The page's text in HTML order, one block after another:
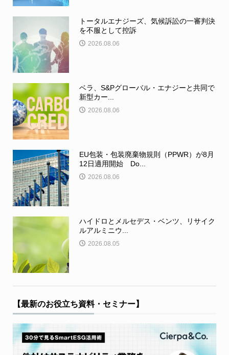
トータルエナジーズ、気候訴訟の一審判決
を不服として控訴
2026.08.06
ベラ、S&Pグローバル・エナジーと共同で
新型カー...
2026.08.06
EU包装・包装廃棄物規則（PPWR）が8月
12日適用開始 Do...
2026.08.06
ハイドロとメルセデス・ベンツ、リサイク
ルアルミニウ...
2026.08.05
【最新のお役立ち資料・セミナー】